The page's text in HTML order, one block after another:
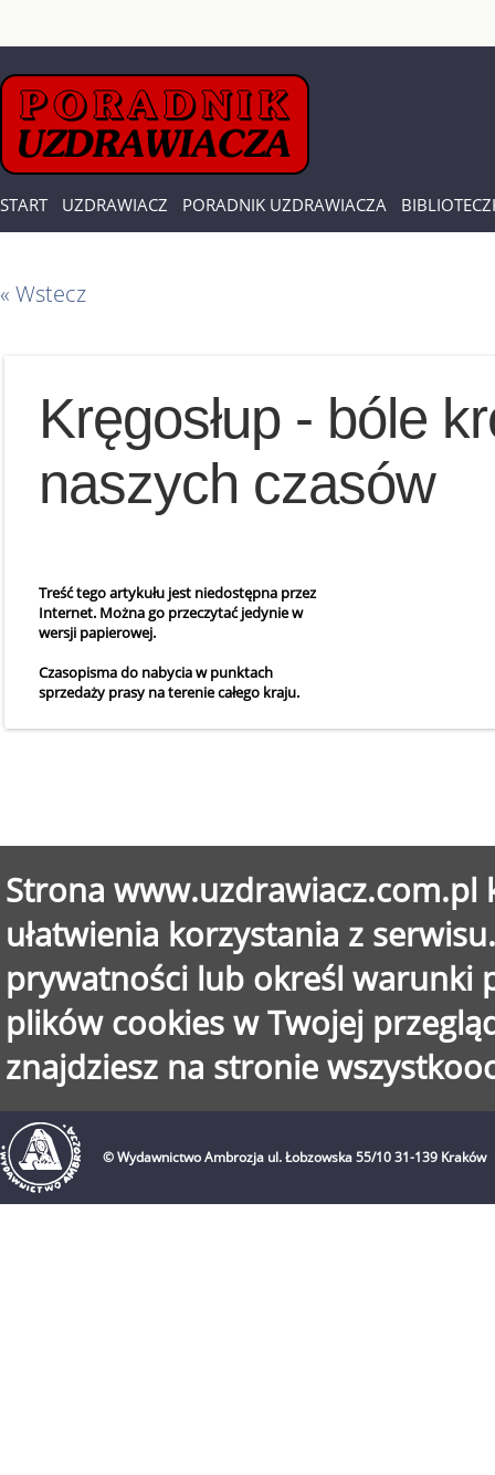
START UZDRAWIACZ PORADNIK UZDRAWIACZA
« Wstecz
Kręgosłup - bóle
naszych czasów
Treść tego artykułu jest niedostępna przez
Internet. Można go przeczytać jedynie w
wersji papierowej.
Czasopisma do nabycia w punktach
sprzedaży prasy na terenie całego kraju.
Strona www.uzdrawiacz.com.pl
ułatwienia korzystania z
prywatności lub określ warunki
plików cookies w Twojej
znajdziesz na stronie
© Wydawnictwo Ambrozja ul. Łobzowska 55/10 31-139 Kraków